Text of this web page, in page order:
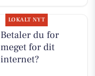
LOKALT NYT
Betaler du for
meget for dit
internet?